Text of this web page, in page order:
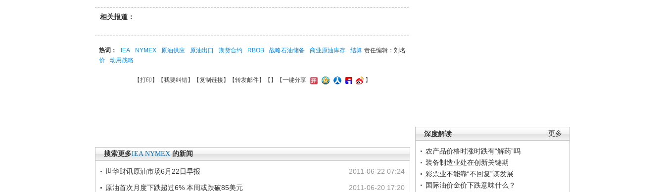
更多
深度解读
农产品价格时涨时跌有“解药”吗
装备制造业处在创新关键期
彩票业不能靠“不回复”谋发展
国际油价金价下跌意味什么？
相关报道：
责任编辑：刘名
热词： IEA NYMEX 原油供应 原油出口 期货合约 RBOB 战略石油储备 商业原油库存
结算
价
动用战略
【打印 】【我要纠错】【复制链接】【转发邮件】【 】 【一键分享 】
搜索更多IEA NYMEX 的新闻
2011-06-22 07:24
世华财讯原油市场6月22日早报
2011-06-20 17:20
原油首次月度下跌超过6% 本周或跌破85美元